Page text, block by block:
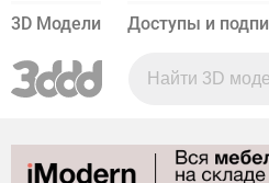
3D Модели Доступы и